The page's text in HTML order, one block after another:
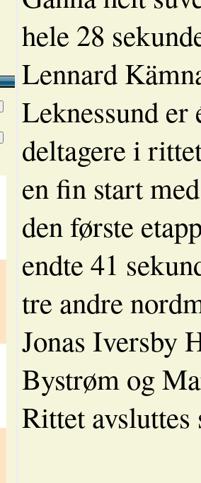
hele 28
Lennard
Leknessund er
deltagere i
en fin start
den første
endte 41
tre andre
Jonas Iversby
Bystrøm og
Rittet avsluttes